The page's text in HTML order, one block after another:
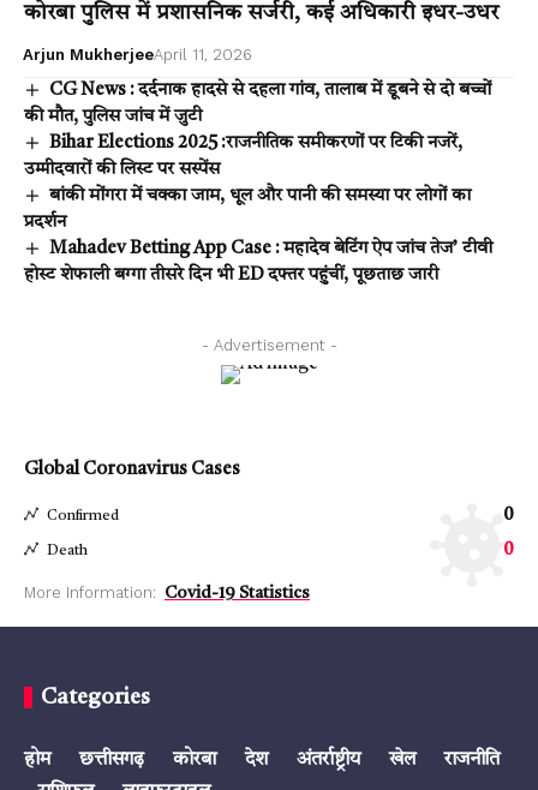
कोरबा पुलिस में प्रशासनिक सर्जरी, कई अधिकारी इधर-उधर
Arjun MukherjeeApril 11, 2026
CG News : दर्दनाक हादसे से दहला गांव, तालाब में डूबने से दो बच्चों
की मौत, पुलिस जांच में जुटी
Bihar Elections 2025 :राजनीतिक समीकरणों पर टिकी नजरें,
उम्मीदवारों की लिस्ट पर सस्पेंस
बांकी मोंगरा में चक्का जाम, धूल और पानी की समस्या पर लोगों का
प्रदर्शन
Mahadev Betting App Case : महादेव बेटिंग ऐप जांच तेज’ टीवी
होस्ट शेफाली बग्गा तीसरे दिन भी ED दफ्तर पहुंचीं, पूछताछ जारी
- Advertisement -
Global Coronavirus Cases
Confirmed 0
Death 0
More Information: Covid-19 Statistics
Categories
होम छत्तीसगढ़ कोरबा देश अंतर्राष्ट्रीय खेल
राजनीति